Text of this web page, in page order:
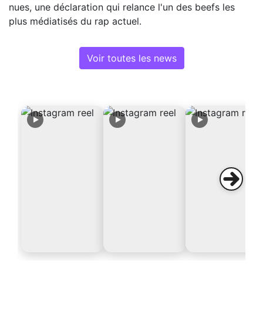
nues, une déclaration qui relance l'un des beefs les
plus médiatisés du rap actuel.
Voir toutes les news